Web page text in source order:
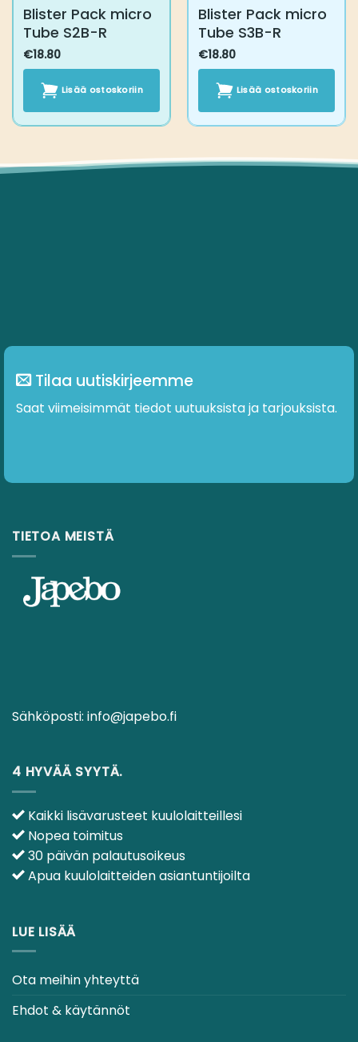
Blister Pack micro
Tube S2B-R
€18.80
Lisää ostoskoriin
Blister Pack micro
Tube S3B-R
€18.80
Lisää ostoskoriin
Tilaa uutiskirjeemme
Saat viimeisimmät tiedot uutuuksista ja tarjouksista.
TIETOA MEISTÄ
Sähköposti:info@japebo.fi
4 HYVÄÄ SYYTÄ.
Kaikki lisävarusteet kuulolaitteillesi
Nopea toimitus
30 päivän palautusoikeus
Apua kuulolaitteiden asiantuntijoilta
LUE LISÄÄ
Ota meihin yhteyttä
Ehdot & käytännöt